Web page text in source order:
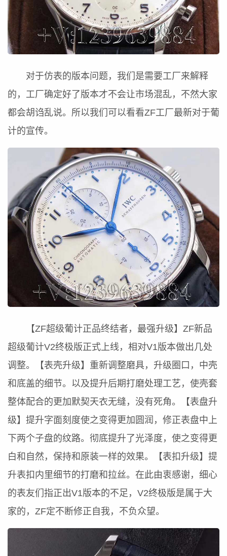
对于仿表的版本问题，我们是需要工厂来解释
的，工厂确定好了版本才不会让市场混乱，不然大家
都会胡诌乱说。所以我们可以看看ZF工厂最新对于葡
计的宣传。
【ZF超级葡计正品终结者，最强升级】ZF新品
超级葡计V2终极版正式上线，相对V1版本做出几处
调整。【表壳升级】重新调整磨具，升级圈口，中壳
和底盖的细节。以及提升后期打磨处理工艺，使壳套
整体配合的更加默契天衣无缝，没有死角。【表盘升
级】提升字面刻度使之变得更加圆润，修正表盘中上
下两个子盘的纹路。彻底提升了光泽度，使之变得更
白和自然，保持和原装一样的效果。【表扣升级】提
升表扣内里细节的打磨和拉丝。在此由衷感谢，细心
的表友们指正出V1版本的不足，V2终极版是属于大
家的，ZF定不断修正自我，不负众望。